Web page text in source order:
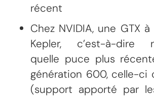
récent
Chez NVIDIA, une GTX
Kepler, c’est-à-dire
quelle puce plus
génération 600, celle-ci
(support apporté par